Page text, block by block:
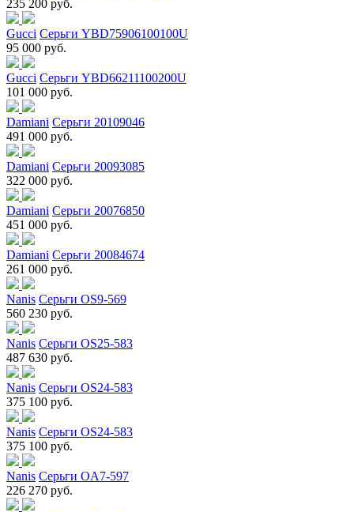
235 200 руб.
Gucci Серьги YBD75906100100U
95 000 руб.
Gucci Серьги YBD66211100200U
101 000 руб.
Damiani Серьги 20109046
491 000 руб.
Damiani Серьги 20093085
322 000 руб.
Damiani Серьги 20076850
451 000 руб.
Damiani Серьги 20084674
261 000 руб.
Nanis Серьги OS9-569
560 230 руб.
Nanis Серьги OS25-583
487 630 руб.
Nanis Серьги OS24-583
375 100 руб.
Nanis Серьги OS24-583
375 100 руб.
Nanis Серьги OA7-597
226 270 руб.